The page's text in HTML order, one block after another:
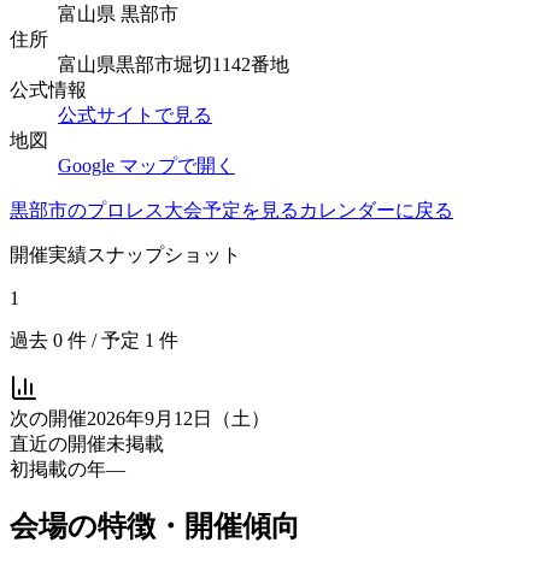
富山県 黒部市
住所
富山県黒部市堀切1142番地
公式情報
公式サイトで見る
地図
Google マップで開く
黒部市のプロレス大会予定を見る カレンダーに戻る
開催実績スナップショット
1
過去 0 件 / 予定 1 件
次の開催2026年9月12日（土）
直近の開催未掲載
初掲載の年—
会場の特徴・開催傾向